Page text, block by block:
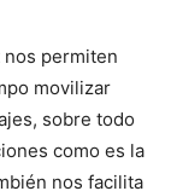
nos permiten
movilizar
sobre todo
como es la
nos facilita